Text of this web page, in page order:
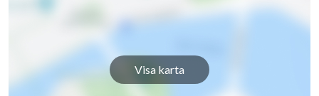
Visa karta